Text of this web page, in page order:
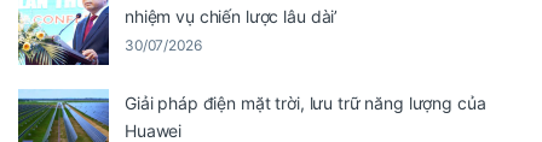
nhiệm vụ chiến lược lâu dài’
30/07/2026
Giải pháp điện mặt trời, lưu trữ năng lượng của
Huawei